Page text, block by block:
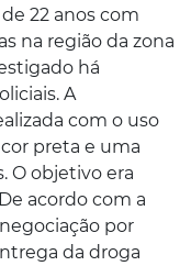
22 anos com
na região da zona
há
A
com o uso
preta e uma
O objetivo era
acordo com a
por
da droga